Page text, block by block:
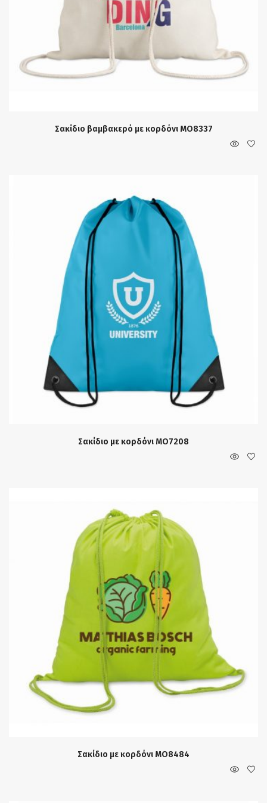
Σακίδιο βαμβακερό με κορδόνι MO8337
Σακίδιο με κορδόνι MO7208
Σακίδιο με κορδόνι MO8484